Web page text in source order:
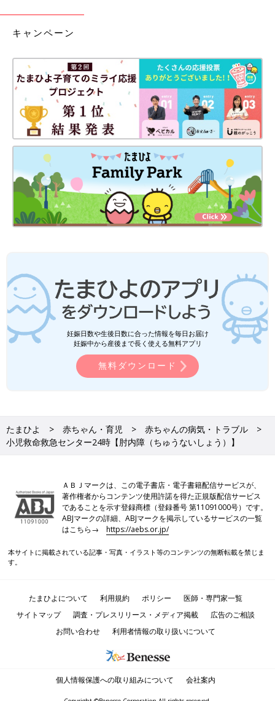
キャンペーン
妊娠日数や生後日数に合った情報を毎日お届け
妊娠中から産後まで長く使える無料アプリ
無料ダウンロード
たまひよ 赤ちゃん・育児
赤ちゃんの病気・トラブル
小児救命救急センター24時【肘内障（ちゅうないしょう）】
ＡＢＪマークは、この電子書店・電子書籍配信サービスが、
著作権者からコンテンツ使用許諾を得た正規版配信サービス
であることを示す登録商標（登録番号 第11091000号）です。
ABJマークの詳細、ABJマークを掲示しているサービスの一覧
はこちら→https://aebs.or.jp/
本サイトに掲載されている記事・写真・イラスト等のコンテンツの無断転載を禁じま
す。
たまひよについて 利用規約 ポリシー
医師・専門家一覧
サイトマップ
調査・プレスリリース・メディア掲載
広告のご相談
お問い合わせ
利用者情報の取り扱いについて
個人情報保護への取り組みについて 会社案内